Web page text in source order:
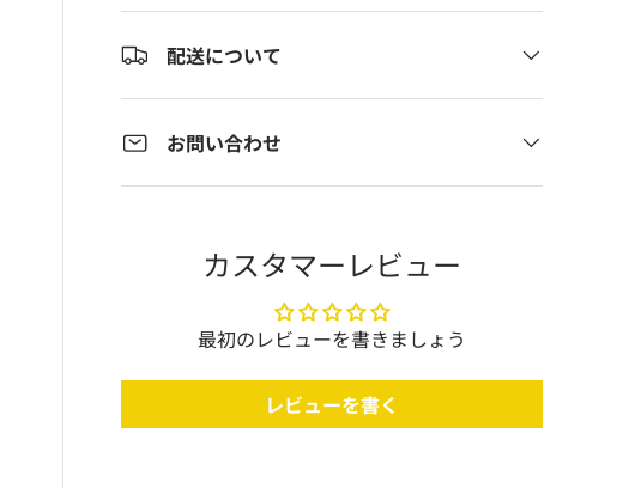
配送について
お問い合わせ
カスタマーレビュー
最初のレビューを書きましょう
レビューを書く